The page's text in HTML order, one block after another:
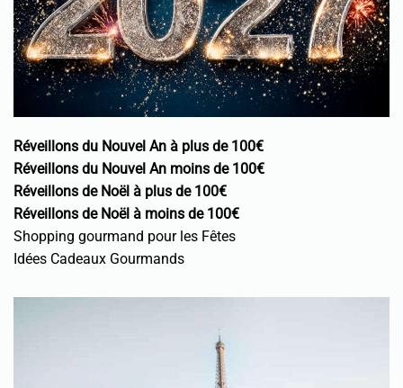
Réveillons du Nouvel An à plus de 100€
Réveillons du Nouvel An moins de 100€
Réveillons de Noël à plus de 100€
Réveillons de Noël à moins de 100€
Shopping gourmand pour les Fêtes
Idées Cadeaux Gourmands